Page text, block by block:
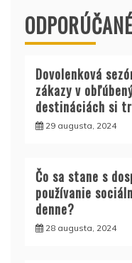
Dovolenková
zákazy v
destináciách si
29 augusta, 2024
Čo sa stane s
používanie
denne?
28 augusta, 2024